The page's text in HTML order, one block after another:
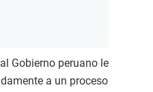
Gobierno peruano le
a un proceso